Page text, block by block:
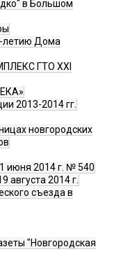
в Большом
летию Дома
ГТО XXI
2013-2014 гг.
новгородских
июня 2014 г. № 540
августа 2014 г.
съезда в
"Новгородская